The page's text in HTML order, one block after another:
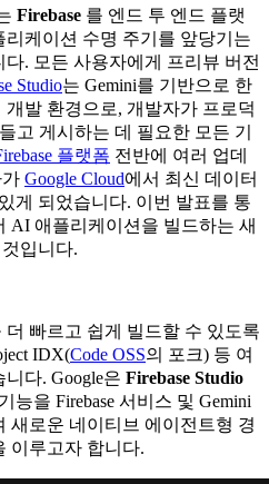
Firebase 를 엔드 투 엔드 플랫
케이션 수명 주기를 앞당기는
. 모든 사용자에게 프리뷰 버전
Studio는 Gemini를 기반으로 한
발 환경으로, 개발자가 프로덕
고 게시하는 데 필요한 모든 기
플랫폼 전반에 여러 업데
Google Cloud에서 최신 데이터
게 되었습니다. 이번 발표를 통
AI 애플리케이션을 빌드하는 새
입니다.
더 빠르고 쉽게 빌드할 수 있도록
IDX(Code OSS의 포크) 등 여
다. Google은 Firebase Studio
능을 Firebase 서비스 및 Gemini
새로운 네이티브 에이전트형 경
이루고자 합니다.